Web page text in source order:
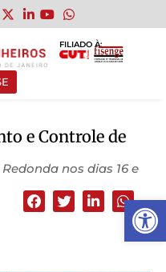
Abrir
FILIADO À:
e Controle de
nos dias 16 e